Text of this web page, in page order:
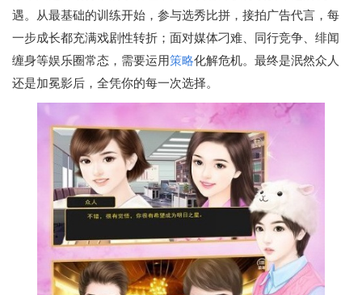
遇。从最基础的训练开始，参与选秀比拼，接拍广告代言，每
一步成长都充满戏剧性转折；面对媒体刁难、同行竞争、绯闻
缠身等娱乐圈常态，需要运用策略化解危机。最终是泯然众人
还是加冕影后，全凭你的每一次选择。